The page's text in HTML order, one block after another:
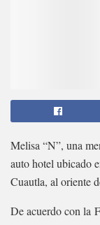
Melisa “N”, una
auto hotel ubicado
Cuautla, al oriente
De acuerdo con la